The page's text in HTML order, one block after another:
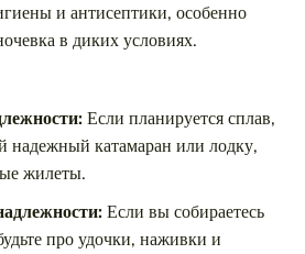
и антисептики, особенно
в диких условиях.
Если планируется сплав,
надежный катамаран или лодку,
жилеты.
Если вы собираетесь
про удочки, наживки и